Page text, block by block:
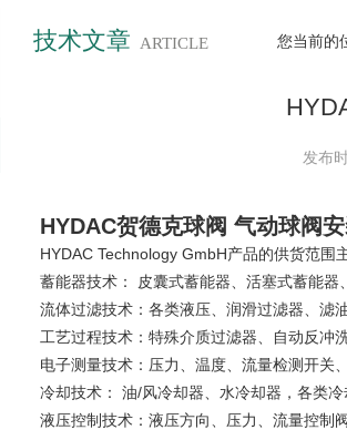
技术文章 ARTICLE 您当前的
发布
HYDAC贺德克球阀 气动球阀
HYDAC Technology GmbH产品的供货范围
蓄能器技术： 皮囊式蓄能器、活塞式蓄能器
流体过滤技术：各类液压、润滑过滤器、滤
工艺过程技术：特殊介质过滤器、自动反冲
电子测量技术：压力、温度、流量检测开关
冷却技术： 油/风冷却器、水冷却器，各类冷
液压控制技术：液压方向、压力、流量控制